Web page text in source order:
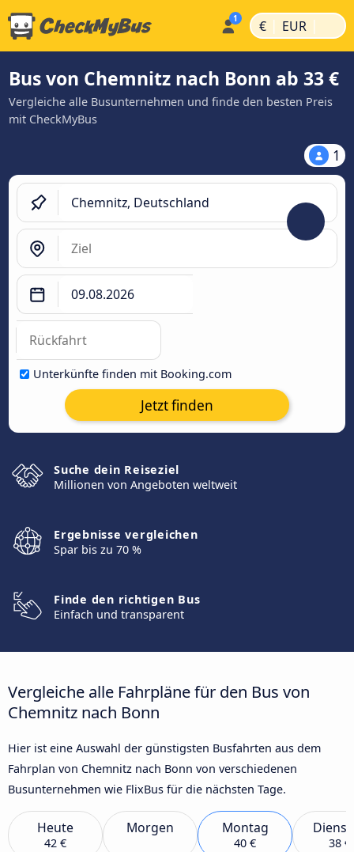
€ | EUR |
Bus von Chemnitz nach Bonn ab 33 €
Vergleiche alle Busunternehmen und finde den besten Preis
mit CheckMyBus
1
Unterkünfte finden mit Booking.com
Jetzt finden
Suche dein Reiseziel
Millionen von Angeboten weltweit
Ergebnisse vergleichen
Spar bis zu 70 %
Finde den richtigen Bus
Einfach und transparent
Vergleiche alle Fahrpläne für den Bus von
Chemnitz nach Bonn
Hier ist eine Auswahl der günstigsten Busfahrten aus dem
Fahrplan von Chemnitz nach Bonn von verschiedenen
Busunternehmen wie FlixBus für die nächsten Tage.
Heute
42 €
Morgen Montag
40 € 38 €